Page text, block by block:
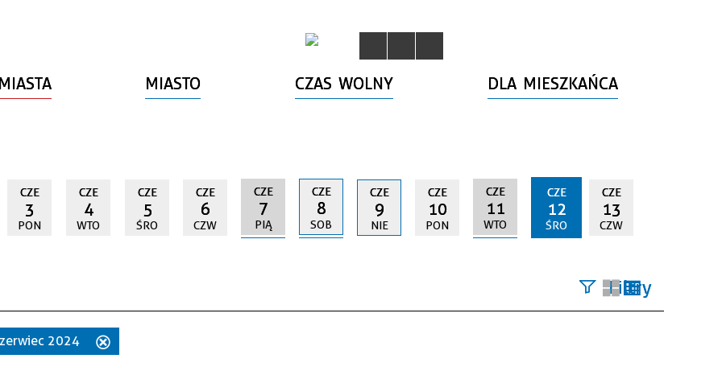
MIASTO CZAS WOLNY DLA MIESZKAŃCA
CZE
3
PON
CZE
4
WTO
CZE
5
ŚRO
CZE
6
CZW
CZE
7
PIĄ
CZE
8
SOB
CZE
9
NIE
CZE
10
PON
CZE
11
WTO
CZE
12
ŚRO
CZE
13
CZW
Filtry
2024